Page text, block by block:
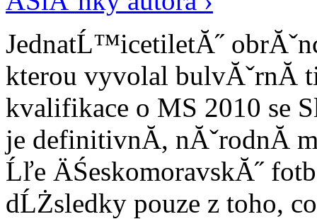
JednatĹ™icetiletĂ˝
kterou vyvolal bulvĂˇrnĂ­
kvalifikace o MS 2010 se
je definitivnĂ­, nĂˇrodnĂ­
Ĺľe ÄŚeskomoravskĂ˝
dĹŻsledky pouze z toho,